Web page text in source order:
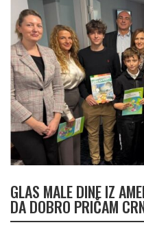
GLAS MALE DINE IZ
DA DOBRO PRIČAM